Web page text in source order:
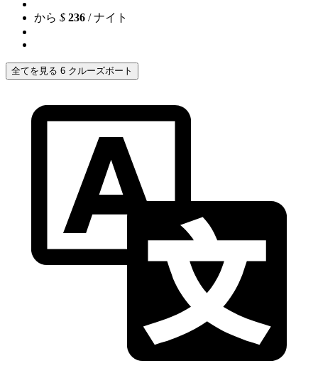
から $ 236 / ナイト
全てを見る 6 クルーズボート